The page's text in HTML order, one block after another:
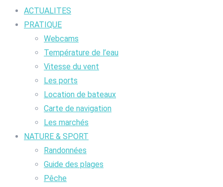
ACTUALITES
PRATIQUE
Webcams
Température de l’eau
Vitesse du vent
Les ports
Location de bateaux
Carte de navigation
Les marchés
NATURE & SPORT
Randonnées
Guide des plages
Pêche